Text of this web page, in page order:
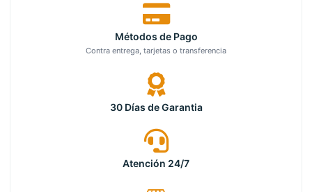
Métodos de Pago
Contra entrega, tarjetas o transferencia
30 Días de Garantia
Atención 24/7